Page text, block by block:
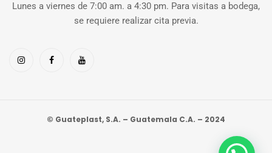
Lunes a viernes de 7:00 am. a 4:30 pm. Para visitas a bodega,
se requiere realizar cita previa.
© Guateplast, S.A. – Guatemala C.A. – 2024